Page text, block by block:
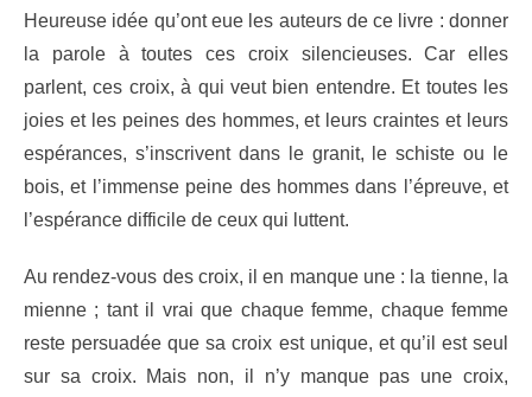
Heureuse idée qu’ont eue les auteurs de ce livre : donner
la parole à toutes ces croix silencieuses. Car elles
parlent, ces croix, à qui veut bien entendre. Et toutes les
joies et les peines des hommes, et leurs craintes et leurs
espérances, s’inscrivent dans le granit, le schiste ou le
bois, et l’immense peine des hommes dans l’épreuve, et
l’espérance difficile de ceux qui luttent.
Au rendez-vous des croix, il en manque une : la tienne, la
mienne ; tant il vrai que chaque femme, chaque femme
reste persuadée que sa croix est unique, et qu’il est seul
sur sa croix. Mais non, il n’y manque pas une croix,